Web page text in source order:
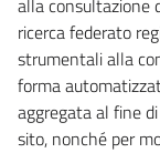
alla consultazione
ricerca federato
strumentali alla
forma
aggregata al fine
sito, nonché per